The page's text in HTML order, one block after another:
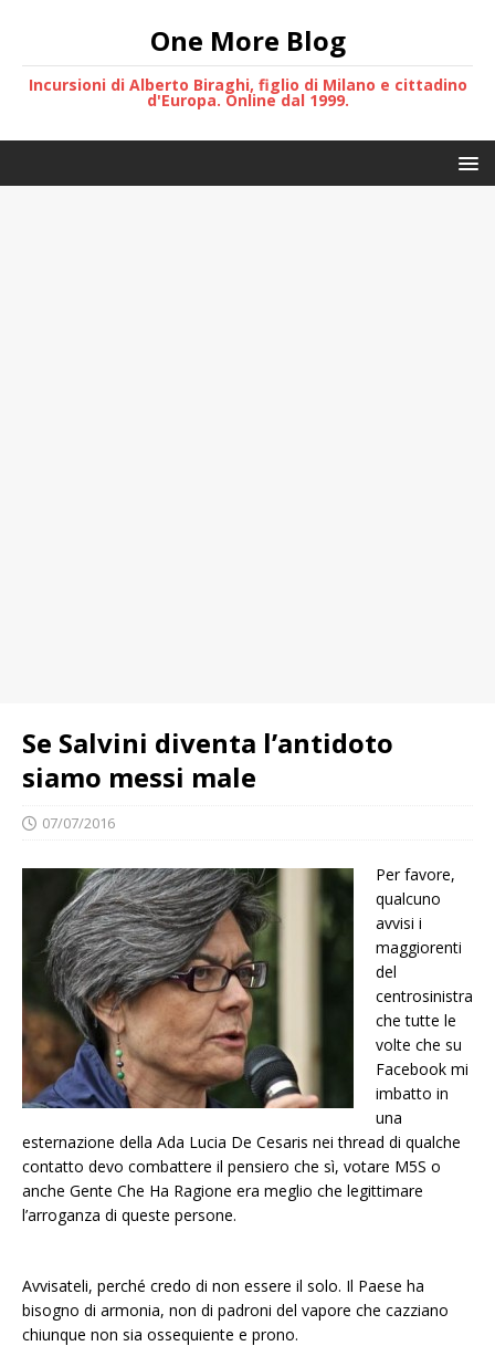
One More Blog
Incursioni di Alberto Biraghi, figlio di Milano e cittadino
d'Europa. Online dal 1999.
Se Salvini diventa l’antidoto
siamo messi male
07/07/2016
Per favore,
qualcuno
avvisi i
maggiorenti
del
centrosinistra
che tutte le
volte che su
Facebook mi
imbatto in
una
esternazione della Ada Lucia De Cesaris nei thread di qualche
contatto devo combattere il pensiero che sì, votare M5S o
anche Gente Che Ha Ragione era meglio che legittimare
l’arroganza di queste persone.
Avvisateli, perché credo di non essere il solo. Il Paese ha
bisogno di armonia, non di padroni del vapore che cazziano
chiunque non sia ossequiente e prono.